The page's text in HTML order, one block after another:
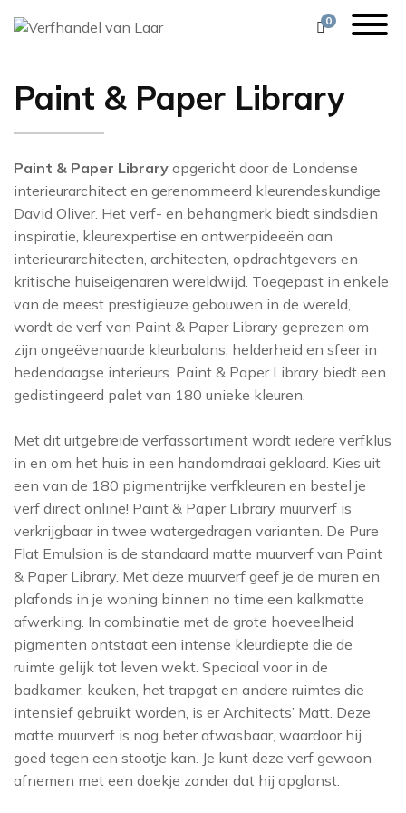
VERF
ALLBÄCK
AVIS
BOONSTOPPEL
DE VOS
FARROW
FLEXA
GIORGIO
LITTLE
MORRIS & CO
PAINT &
SANDERSON
SIGMA
SIKKENS
TRAE LYX
ZOFFANY
BEHANG
CASAMANCE
CHRISTIAN
COLE & SON
COORDONNÉ
DEDAR
DESIGNERS
DUTCH
EIJFFINGER
FARROW AND
GASTÓN Y
HARLEQUIN
JIM THOMPSON
KEK
LEWIS AND
LITTLE GREENE
MATTHEW
MINDTHEGAP
MISSPRINT
STOFFERING
BARBARA
BRINK &
COLE & SON
DEDAR
DESIGNERS
EIJFFINGER
FERMOIE
GANCEDO
GASTÓN Y
GÜELL
HARLEQUIN
JIM
LES CRÉATIONS
MAISON
MIND THE GAP
MORRIS & CO
DECORATIE
BRINK &
GEREEDSCHAP
ZOEK, MIX & MATCH
VEEL GESTELDE VRAGEN
11 PRACHTIGE KLEUREN
SEREEN & NATUREL
WHAT’S COOKING
STOF TOT NADENKEN
VAN LAAR’S FAVORITES
ZOFFANY INSPIRATIE
OH OH DEN HAAG
CHRISTOPHER JOHN
ROGERS
0
Paint & Paper Library
Paint & Paper Library opgericht door de Londense
interieurarchitect en gerenommeerd kleurendeskundige
David Oliver. Het verf- en behangmerk biedt sindsdien
inspiratie, kleurexpertise en ontwerpideeën aan
interieurarchitecten, architecten, opdrachtgevers en
kritische huiseigenaren wereldwijd. Toegepast in enkele
van de meest prestigieuze gebouwen in de wereld,
wordt de verf van Paint & Paper Library geprezen om
zijn ongeëvenaarde kleurbalans, helderheid en sfeer in
hedendaagse interieurs. Paint & Paper Library biedt een
gedistingeerd palet van 180 unieke kleuren.
Met dit uitgebreide verfassortiment wordt iedere verfklus
in en om het huis in een handomdraai geklaard. Kies uit
een van de 180 pigmentrijke verfkleuren en bestel je
verf direct online! Paint & Paper Library muurverf is
verkrijgbaar in twee watergedragen varianten. De Pure
Flat Emulsion is de standaard matte muurverf van Paint
& Paper Library. Met deze muurverf geef je de muren en
plafonds in je woning binnen no time een kalkmatte
afwerking. In combinatie met de grote hoeveelheid
pigmenten ontstaat een intense kleurdiepte die de
ruimte gelijk tot leven wekt. Speciaal voor in de
badkamer, keuken, het trapgat en andere ruimtes die
intensief gebruikt worden, is er Architects’ Matt. Deze
matte muurverf is nog beter afwasbaar, waardoor hij
goed tegen een stootje kan. Je kunt deze verf gewoon
afnemen met een doekje zonder dat hij opglanst.